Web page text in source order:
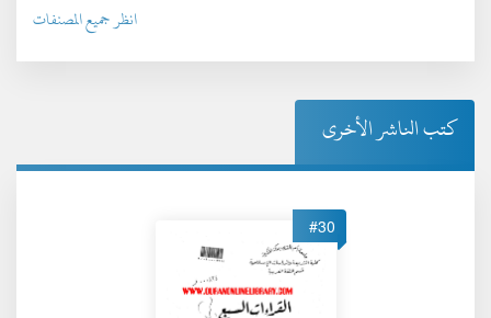
انظر جميع المصنفات
كتب الناشر الأخرى
#30